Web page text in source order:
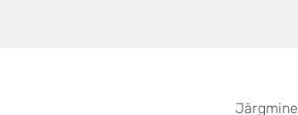
Järgmine